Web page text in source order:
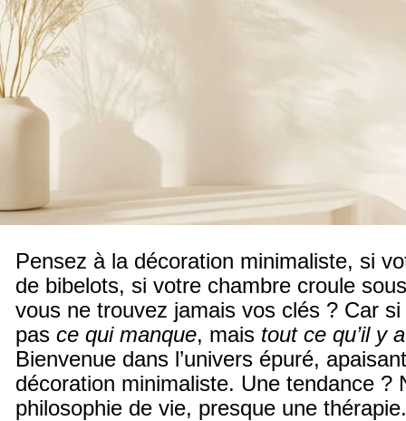
Pensez à la décoration minimaliste, si
de bibelots, si votre chambre croule
vous ne trouvez jamais vos clés ? Car si
pas ce qui manque, mais tout ce qu’il y
Bienvenue dans l’univers épuré,
décoration minimaliste. Une tendance ?
philosophie de vie, presque une thérapie.